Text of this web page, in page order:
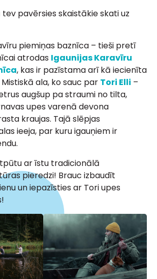
pavērsies skaistākie skati uz
piemiņas baznīca – tieši pretī
atrodas Igaunijas Karavīru
, kas ir pazīstama arī kā iecienīta
ala, ko sauc par Tori Elli –
augšup pa straumi no tilta,
upes varenā devona
kraujas. Tajā slēpjas
ieeja, par kuru igauņiem ir
ar īstu tradicionālā
pieredzi! Brauc izbaudīt
un iepazīsties ar Tori upes